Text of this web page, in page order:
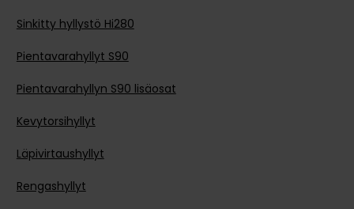
Sinkitty hyllystö Hi280
Pientavarahyllyt S90
Pientavarahyllyn S90 lisäosat
Kevytorsihyllyt
Läpivirtaushyllyt
Rengashyllyt